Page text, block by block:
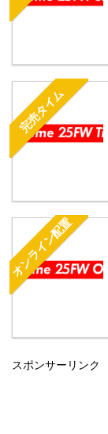
完売タイム
オンライン配置
スポンサーリンク